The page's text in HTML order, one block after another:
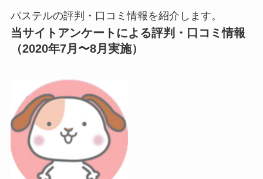
パステルの評判・口コミ情報を紹介します。
当サイトアンケートによる評判・口コミ情報
（2020年7月〜8月実施）